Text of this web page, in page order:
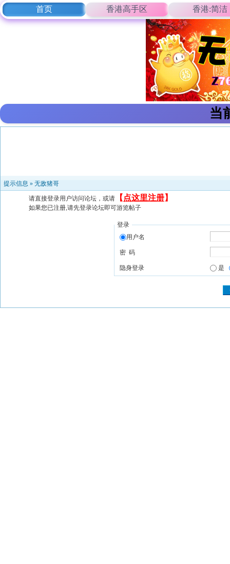
首页 香港高手区 香港:简洁
当
提示信息 » 无敌猪哥
请直接登录用户访问论坛，或请 【 点这里注册】
如果您已注册,请先登录论坛即可游览帖子
登录
用户名
密 码
隐身登录 是